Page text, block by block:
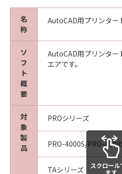
(1) 本契約は、お客様が「
インストールされた時点
は(3)により終了されるま
(2) お客様は、「本ソフト
製物のすべてを廃棄及び
本契約を終了させることが
(3) キヤノンは、お客様が
項に違反した場合、直ちに
ことができます。
(4) お客様は、上記(3)によ
ちに、「本ソフトウエア」
べてを廃棄及び消去するも
準拠法
本契約は、日本国法に準
名
称
AutoCAD用プリンタ
ソ
フ
ト
概
要
AutoCAD用プリンター
エアです。
対
象
製
品
PROシリーズ
PRO-4000S/PRO-
TAシリーズ
スクロール
ます